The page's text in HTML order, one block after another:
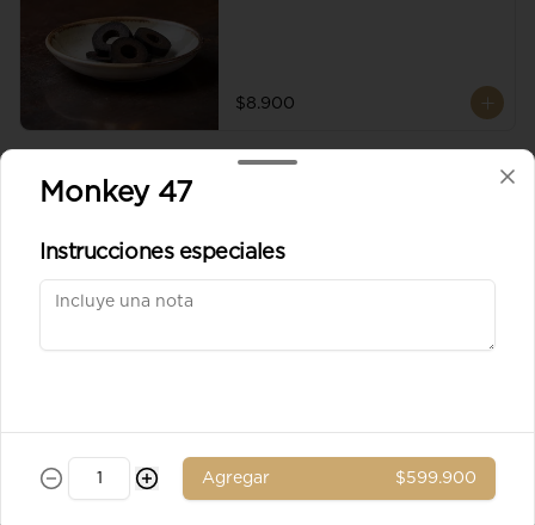
$8.900
Monkey 47
Instrucciones especiales
Agregar $599.900